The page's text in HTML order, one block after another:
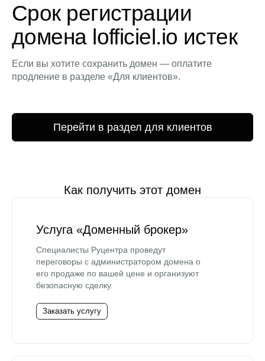
Срок регистрации
домена lofficiel.io истек
Если вы хотите сохранить домен — оплатите
продление в разделе «Для клиентов».
Перейти в раздел для клиентов
Как получить этот домен
Услуга «Доменный брокер»
Специалисты Руцентра проведут
переговоры с администратором домена о
его продаже по вашей цене и организуют
безопасную сделку.
Заказать услугу